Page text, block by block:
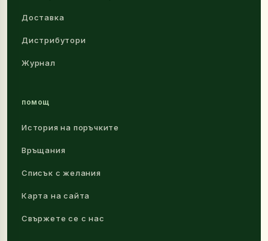
Доставка
Дистрибутори
Журнал
помощ
История на поръчките
Връщания
Списък с желания
Карта на сайта
Свържете се с нас